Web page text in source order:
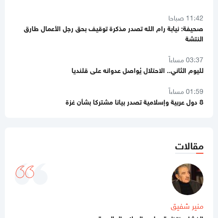
النتشة
03:37 مساءاً
لليوم الثاني.. الاحتلال يُواصل عدوانه على قلنديا
01:59 مساءاً
11:44 صباحا
هآرتس تكشف.. نتنياهو يوفد ديرمر إلى واشنطن لتخفيف التوتر مع
10:21 مساءاً
ملف طبي ناقص وإصابات موثقة.. التماس للسماح لطبيب مستقل
بفحص حسام أبو صفية
مقالات
منير شفيق